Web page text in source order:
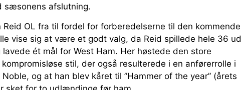
sæsonens afslutning.
Reid OL fra til fordel for forberedelserne til den kommende
vise sig at være et godt valg, da Reid spillede hele 36 ud
ét mål for West Ham. Her høstede den store
stil, der også resulterede i en anførerrolle i
og at han blev kåret til ”Hammer of the year” (årets